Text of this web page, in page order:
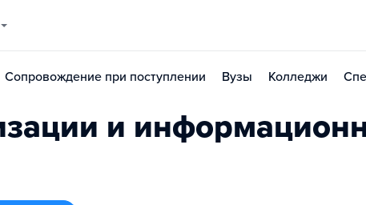
Сопровождение при поступлении Вузы Колледжи
и